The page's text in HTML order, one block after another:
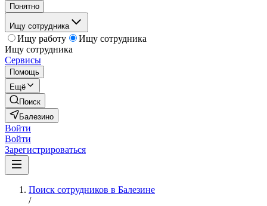
Понятно
Ищу сотрудника
Ищу работу
Ищу сотрудника
Ищу сотрудника
Сервисы
Помощь
Ещё
Поиск
Балезино
Войти
Войти
Зарегистрироваться
Поиск сотрудников в Балезине
/